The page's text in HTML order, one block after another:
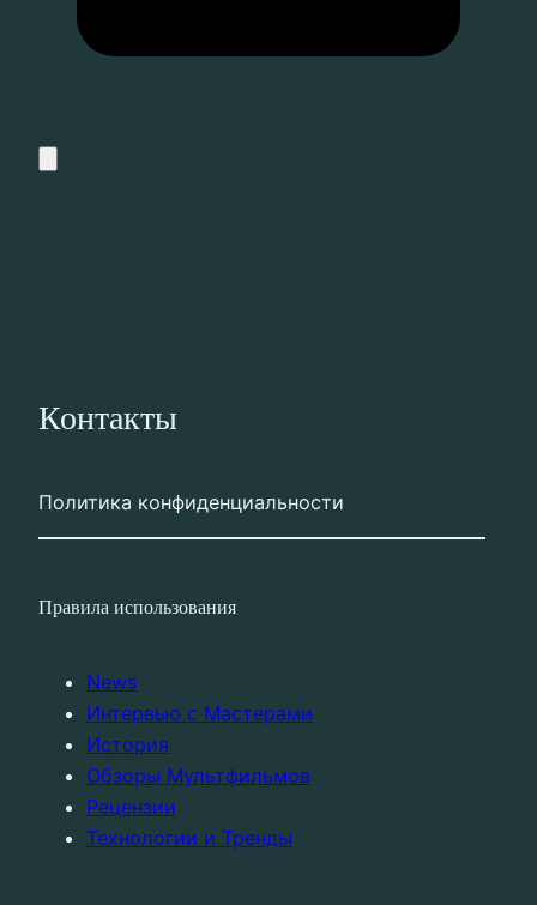
Контакты
Политика конфиденциальности
Правила использования
News
Интервью с Мастерами
История
Обзоры Мультфильмов
Рецензии
Технологии и Тренды